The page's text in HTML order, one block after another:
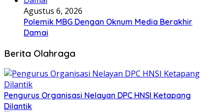
Agustus 6, 2026
Polemik MBG Dengan Oknum Media Berakhir
Damai
Berita Olahraga
Pengurus Organisasi Nelayan DPC HNSI Ketapang
Dilantik